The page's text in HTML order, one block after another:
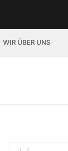
WIR ÜBER UNS